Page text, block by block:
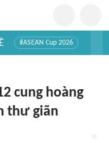
#ASEAN Cup 2026
cung hoàng
thư giãn